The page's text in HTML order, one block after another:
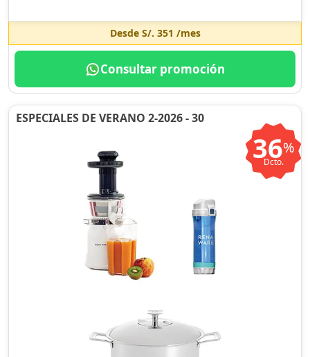
Desde S/. 351 /mes
Consultar promoción
ESPECIALES DE VERANO 2-2026 - 30
36%
Dcto.